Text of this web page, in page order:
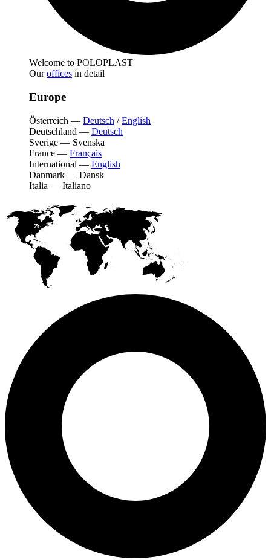
Welcome to POLOPLAST
Ouroffices in detail
Europe
Österreich — Deutsch /English
Deutschland — Deutsch
Sverige — Svenska
France — Français
International — English
Danmark — Dansk
Italia — Italiano